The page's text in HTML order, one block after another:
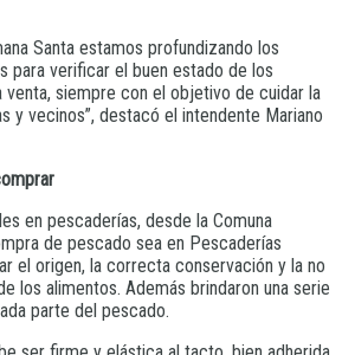
Santa estamos profundizando los
para verificar el buen estado de los
siempre con el objetivo de cuidar la
y vecinos”, destacó el intendente Mariano
en pescaderías, desde la Comuna
de pescado sea en Pescaderías
el origen, la correcta conservación y la no
los alimentos. Además brindaron una serie
parte del pescado.